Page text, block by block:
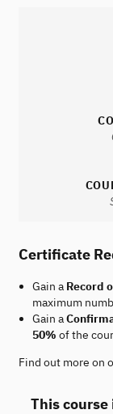
Certificate
Gain a Record
maximum
Gain a
50% of the
Find out more on
This